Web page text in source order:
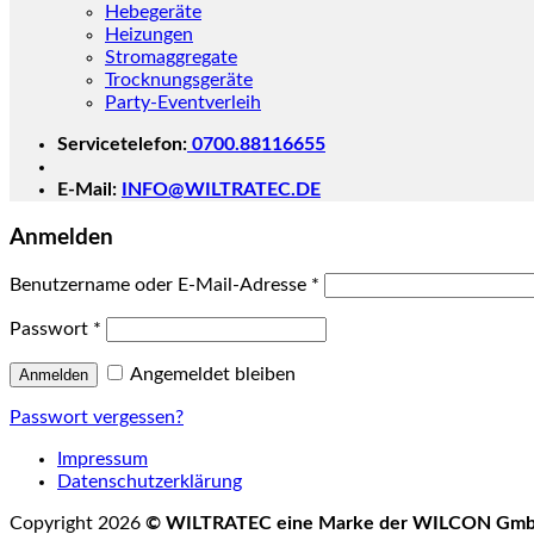
Hebegeräte
Heizungen
Stromaggregate
Trocknungsgeräte
Party-Eventverleih
Servicetelefon: 0700.88116655
E-Mail: INFO@WILTRATEC.DE
Anmelden
Benutzername oder E-Mail-Adresse *
Passwort *
Anmelden Angemeldet bleiben
Passwort vergessen?
Impressum
Datenschutzerklärung
Copyright 2026 © WILTRATEC eine Marke der WILCON